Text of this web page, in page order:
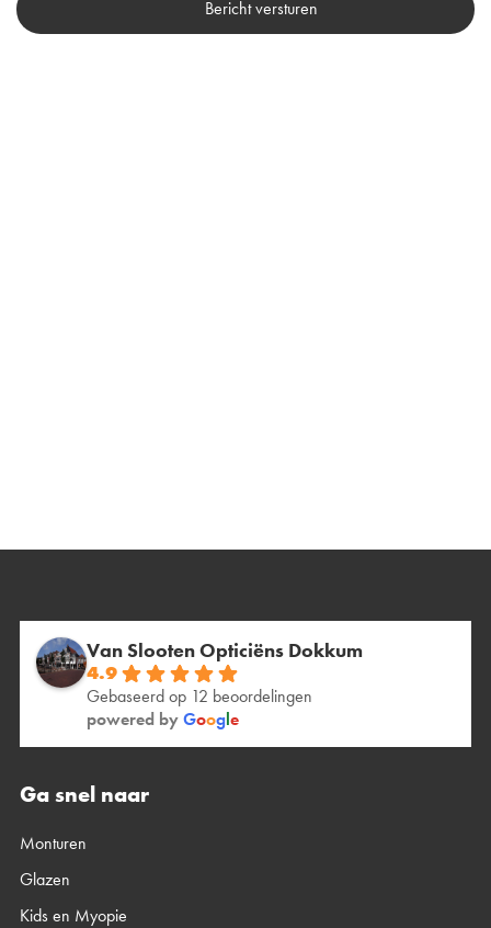
Van Slooten Opticiëns Dokkum
4.9
Gebaseerd op 12 beoordelingen
powered byGoogle
Ga snel naar
Monturen
Glazen
Kids en Myopie